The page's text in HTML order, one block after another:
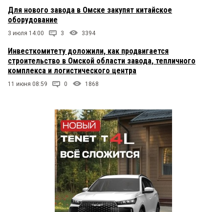
Для нового завода в Омске закупят китайское
оборудование
3 июля 14:00 3 3394
Инвесткомитету доложили, как продвигается
строительство в Омской области завода, тепличного
комплекса и логистического центра
11 июня 08:59 0 1868